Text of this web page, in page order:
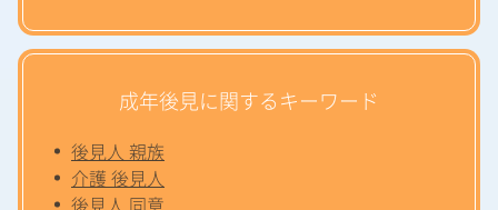
成年後見に関するキーワード
後見人 親族
介護 後見人
後見人 同意